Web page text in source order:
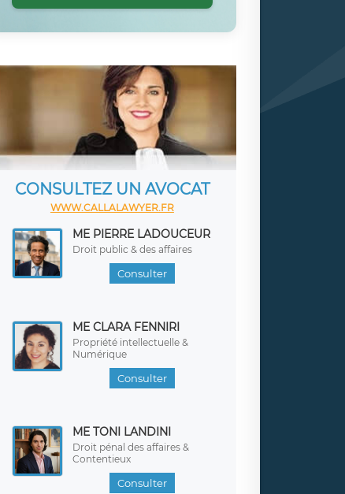
CONSULTEZ UN AVOCAT
WWW.CALLALAWYER.FR
ME PIERRE LADOUCEUR
Droit public & des affaires
Consulter
ME CLARA FENNIRI
Propriété intellectuelle &
Numérique
Consulter
ME TONI LANDINI
Droit pénal des affaires &
Contentieux
Consulter